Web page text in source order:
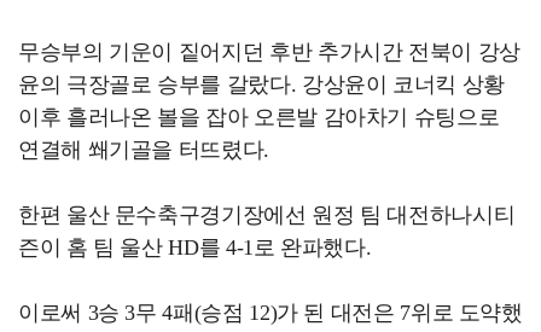
무승부의 기운이 짙어지던 후반 추가시간 전북이 강상
윤의 극장골로 승부를 갈랐다. 강상윤이 코너킥 상황
이후 흘러나온 볼을 잡아 오른발 감아차기 슈팅으로
연결해 쐐기골을 터뜨렸다.
한편 울산 문수축구경기장에선 원정 팀 대전하나시티
즌이 홈 팀 울산 HD를 4-1로 완파했다.
이로써 3승 3무 4패(승점 12)가 된 대전은 7위로 도약했